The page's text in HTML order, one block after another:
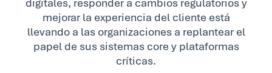
digitales, responder a cambios regulatorios y
mejorar la experiencia del cliente está
llevando a las organizaciones a replantear el
papel de sus sistemas core y plataformas
críticas.